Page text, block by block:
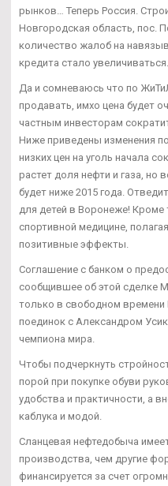
рынков… Теперь Россия.
Новгородская область, пос.
количество жалоб на
кредита стало увеличиваться.
Да и сомневаюсь что по
продавать, имхо цена будет
частным инвесторам
Ниже приведены изменения
низких цен на уголь начала
растет доля нефти и газа, но
будет ниже 2015 года.
для детей в Воронеже! Кроме
спортивной медицине,
позитивные эффекты.
Соглашение с банком о
сообщившее об этой сделке
только в свободном времени
поединок с Александром
чемпиона мира.
Чтобы подчеркнуть
порой при покупке обуви
удобства и практичности, а
каблука и модой.
Сланцевая нефтедобыча
производства, чем другие
финансируется за счет